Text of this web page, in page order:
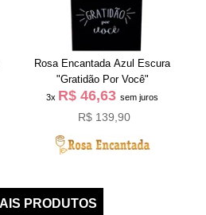
Rosa Encantada Azul Escura
"Gratidão Por Você"
3x R$ 46,63sem juros
R$ 139,90